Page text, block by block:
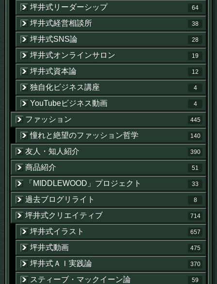
坪井式リーダーシップ 64
坪井式経営相談所 38
坪井式SNS論 28
坪井式オンラインサロン 19
坪井式資本論 12
独自化ビジネス講座 4
YouTubeビジネス動画 4
ファッション 445
憧れと絶望のファッション哲学 140
友人・知人紹介 390
商品紹介 51
「MIDDLEWOOD」プロジェクト 33
過去ブログリライト 8
坪井式クリエイティブ 714
坪井式イラスト 657
坪井式動画 475
坪井式ＡＩ実践論 370
スティーブ・マックイーン論 59